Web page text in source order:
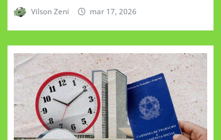
Vilson Zeni mar 17, 2026